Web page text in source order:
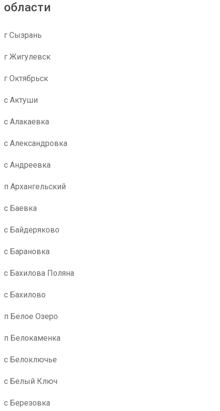
области
г Сызрань
г Жигулевск
г Октябрьск
с Актуши
с Алакаевка
с Александровка
с Андреевка
п Архангельский
с Баевка
с Байдеряково
с Барановка
с Бахилова Поляна
с Бахилово
п Белое Озеро
п Белокаменка
с Белоключье
с Белый Ключ
с Березовка